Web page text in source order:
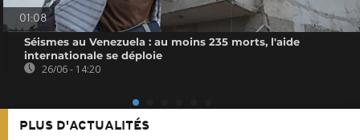
01:08
Séismes au Venezuela : au moins 235 morts, l'aide
internationale se déploie
26/06 - 14:20
PLUS D'ACTUALITÉS